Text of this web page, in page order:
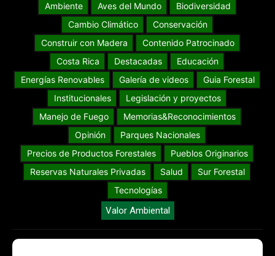
Ambiente
Aves del Mundo
Biodiversidad
Cambio Climático
Conservación
Construir con Madera
Contenido Patrocinado
Costa Rica
Destacadas
Educación
Energías Renovables
Galería de videos
Guia Forestal
Institucionales
Legislación y proyectos
Manejo de Fuego
Memorias&Reconocimientos
Opinión
Parques Nacionales
Precios de Productos Forestales
Pueblos Originarios
Reservas Naturales Privadas
Salud
Sur Forestal
Tecnologías
Valor Ambiental